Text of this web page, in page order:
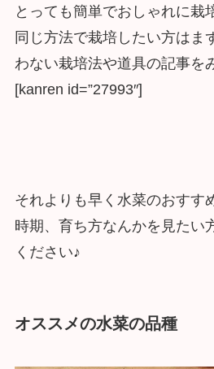
とっても簡単でおしゃれに栽
同じ方法で栽培したい方はま
わない栽培法や道具の記事を
[kanren id=”27993″]
それよりも早く水菜のおすす
時期、育ち方なんかを見たい
ください♪
オススメの水菜の品種